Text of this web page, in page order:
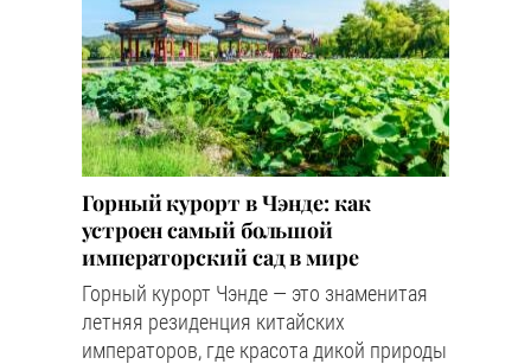
Горный курорт в Чэнде: как
устроен самый большой
императорский сад в мире
Горный курорт Чэнде — это знаменитая
летняя резиденция китайских
императоров, где красота дикой природы